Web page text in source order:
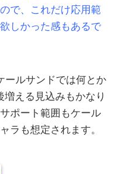
で、これだけ応用範
しかった感もあるで
ールサンドでは何とか
える見込みもかなり
ポート範囲もケール
ラも想定されます。